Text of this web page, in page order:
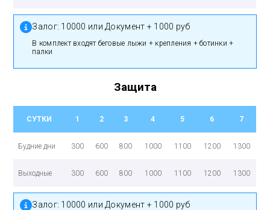
Залог: 10000 или Документ + 1000 руб
в комплект входят беговые лыжи + крепления + ботинки +
палки
Защита
СУТКИ 1 2 3 4 5 6 7
Будние дни 300 600 800 1000 1100 1200 1300
Выходные 300 600 800 1000 1100 1200 1300
Залог: 10000 или Документ + 1000 руб